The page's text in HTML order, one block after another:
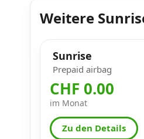
Weitere
Sunrise
Prepaid airbag
CHF 0.00
im Monat
Zu den Details